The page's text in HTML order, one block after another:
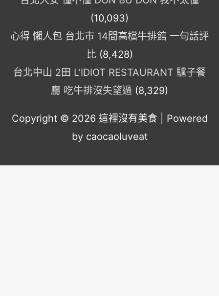
(10,093)
心得 懶人包 台北市 14間高檔牛排館 一句話評
比 (8,428)
台北中山 2田 L’IDIOT RESTAURANT 驢子餐
廳 吃牛排沒失望過 (8,329)
Copyright © 2026 這裡沒有美食 | Powered
by caocaoluveat